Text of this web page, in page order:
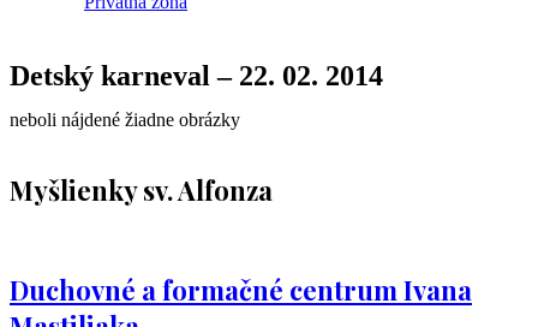
Detský karneval – 22. 02. 2014
neboli nájdené žiadne obrázky
Myšlienky sv. Alfonza
Duchovné a formačné centrum Ivana